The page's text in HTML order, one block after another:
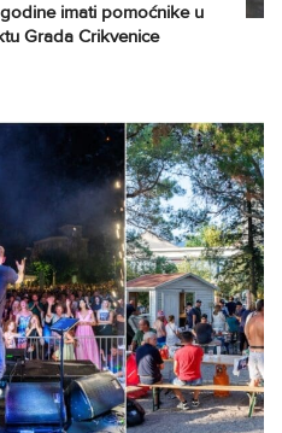
imati pomoćnike u
Grada Crikvenice